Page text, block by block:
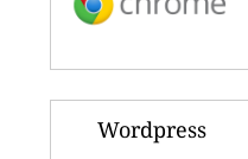
Wordpress